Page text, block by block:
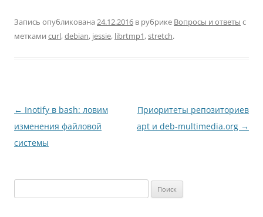
Запись опубликована 24.12.2016 в рубрике Вопросы и ответы с
метками curl,debian, jessie, librtmp1,stretch.
Навигация
по
записям
← Inotify в bash: ловим
изменения файловой
системы
Приоритеты репозиториев
apt и deb-multimedia.org →